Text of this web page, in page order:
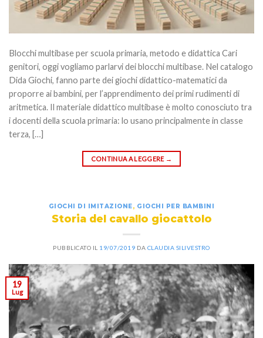
Blocchi multibase per scuola primaria, metodo e didattica Cari
genitori, oggi vogliamo parlarvi dei blocchi multibase. Nel catalogo
Dida Giochi, fanno parte dei giochi didattico-matematici da
proporre ai bambini, per l’apprendimento dei primi rudimenti di
aritmetica. Il materiale didattico multibase è molto conosciuto tra
i docenti della scuola primaria: lo usano principalmente in classe
terza, […]
CONTINUA A LEGGERE →
GIOCHI DI IMITAZIONE, GIOCHI PER BAMBINI
Storia del cavallo giocattolo
PUBBLICATO IL 19/07/2019 DA CLAUDIA SILIVESTRO
19
Lug